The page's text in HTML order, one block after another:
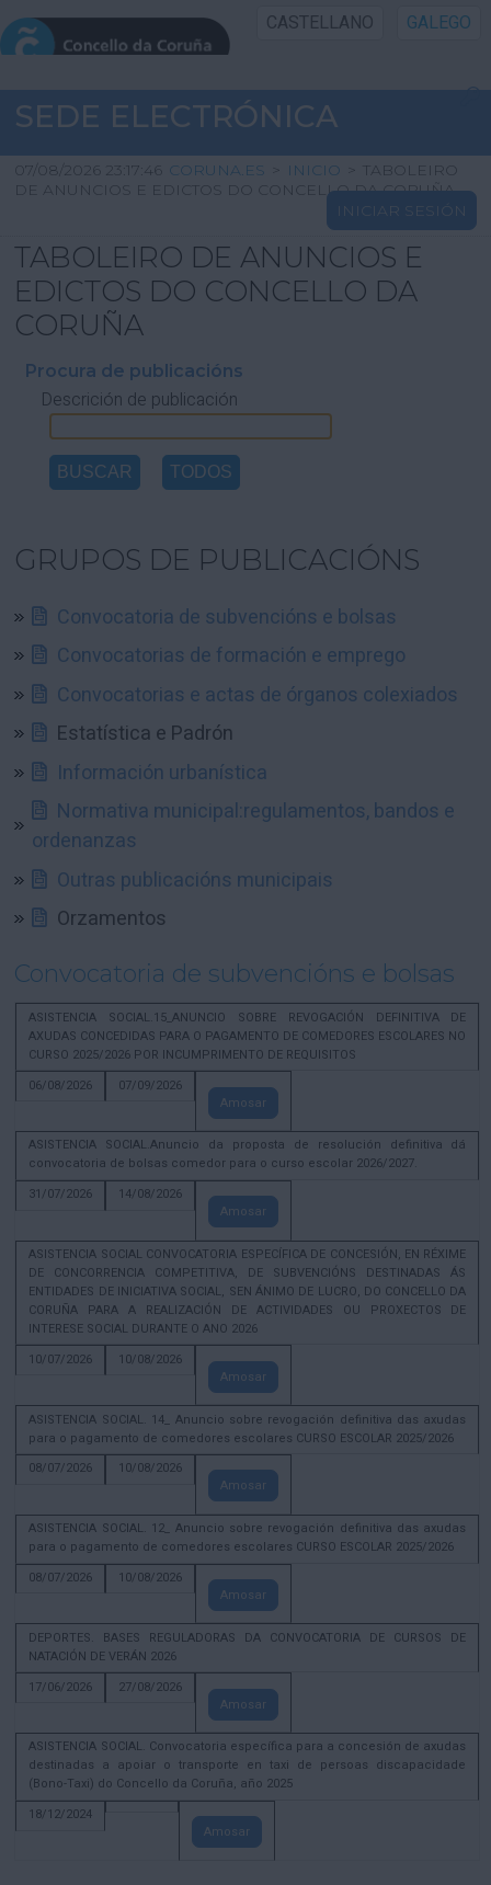
CASTELLANO GALEGO
INICIO SEDE
INICIO
INFORMACIÓN PÚBLICA
CARTAFOL CIDADÁN
AXUDA
SEDE ELECTRÓNICA
07/08/2026 23:17:46 CORUNA.ES > INICIO > TABOLEIRO
DE ANUNCIOS E EDICTOS DO CONCELLO DA CORUÑA
INICIAR SESIÓN
TABOLEIRO DE ANUNCIOS E
EDICTOS DO CONCELLO DA
CORUÑA
Procura de publicacións
Descrición de publicación
GRUPOS DE PUBLICACIÓNS
Convocatoria de subvencións e bolsas
Convocatorias de formación e emprego
Convocatorias e actas de órganos colexiados
Estatística e Padrón
Información urbanística
Normativa municipal:regulamentos, bandos e
ordenanzas
Outras publicacións municipais
Orzamentos
Convocatoria de subvencións e bolsas
ASISTENCIA SOCIAL.15_ANUNCIO SOBRE REVOGACIÓN DEFINITIVA DE
AXUDAS CONCEDIDAS PARA O PAGAMENTO DE COMEDORES ESCOLARES NO
CURSO 2025/2026 POR INCUMPRIMENTO DE REQUISITOS
06/08/2026
07/09/2026
Amosar
ASISTENCIA SOCIAL.Anuncio da proposta de resolución definitiva dá
convocatoria de bolsas comedor para o curso escolar 2026/2027.
31/07/2026
14/08/2026
Amosar
ASISTENCIA SOCIAL CONVOCATORIA ESPECÍFICA DE CONCESIÓN, EN RÉXIME
DE CONCORRENCIA COMPETITIVA, DE SUBVENCIÓNS DESTINADAS ÁS
ENTIDADES DE INICIATIVA SOCIAL, SEN ÁNIMO DE LUCRO, DO CONCELLO DA
CORUÑA PARA A REALIZACIÓN DE ACTIVIDADES OU PROXECTOS DE
INTERESE SOCIAL DURANTE O ANO 2026
10/07/2026
10/08/2026
Amosar
ASISTENCIA SOCIAL. 14_ Anuncio sobre revogación definitiva das axudas
para o pagamento de comedores escolares CURSO ESCOLAR 2025/2026
08/07/2026
10/08/2026
Amosar
ASISTENCIA SOCIAL. 12_ Anuncio sobre revogación definitiva das axudas
para o pagamento de comedores escolares CURSO ESCOLAR 2025/2026
08/07/2026
10/08/2026
Amosar
DEPORTES. BASES REGULADORAS DA CONVOCATORIA DE CURSOS DE
NATACIÓN DE VERÁN 2026
17/06/2026
27/08/2026
Amosar
ASISTENCIA SOCIAL. Convocatoria específica para a concesión de axudas
destinadas a apoiar o transporte en taxi de persoas discapacidade
(Bono-Taxi) do Concello da Coruña, año 2025
18/12/2024
Amosar